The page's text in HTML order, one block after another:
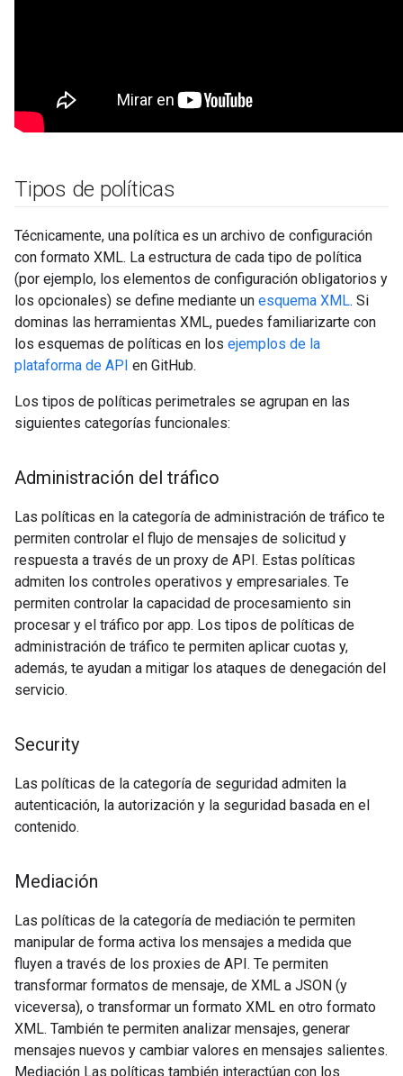
Tipos de políticas
Técnicamente, una política es un archivo de configuración
con formato XML. La estructura de cada tipo de política
(por ejemplo, los elementos de configuración obligatorios y
los opcionales) se define mediante un esquema XML. Si
dominas las herramientas XML, puedes familiarizarte con
los esquemas de políticas en los ejemplos de la
plataforma de API en GitHub.
Los tipos de políticas perimetrales se agrupan en las
siguientes categorías funcionales:
Administración del tráfico
Las políticas en la categoría de administración de tráfico te
permiten controlar el flujo de mensajes de solicitud y
respuesta a través de un proxy de API. Estas políticas
admiten los controles operativos y empresariales. Te
permiten controlar la capacidad de procesamiento sin
procesar y el tráfico por app. Los tipos de políticas de
administración de tráfico te permiten aplicar cuotas y,
además, te ayudan a mitigar los ataques de denegación del
servicio.
Security
Las políticas de la categoría de seguridad admiten la
autenticación, la autorización y la seguridad basada en el
contenido.
Mediación
Las políticas de la categoría de mediación te permiten
manipular de forma activa los mensajes a medida que
fluyen a través de los proxies de API. Te permiten
transformar formatos de mensaje, de XML a JSON (y
viceversa), o transformar un formato XML en otro formato
XML. También te permiten analizar mensajes, generar
mensajes nuevos y cambiar valores en mensajes salientes.
Mediación Las políticas también interactúan con los